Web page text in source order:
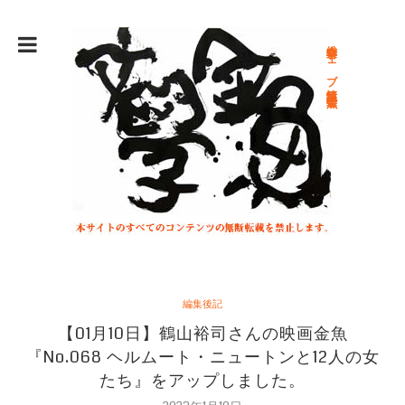
総合文学ウェブ情報誌 文学金魚
編集後記
【01月10日】鶴山裕司さんの映画金魚
『No.068 ヘルムート・ニュートンと12人の女
たち』をアップしました。